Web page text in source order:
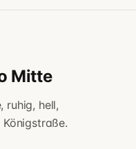
Mitte
ruhig, hell,